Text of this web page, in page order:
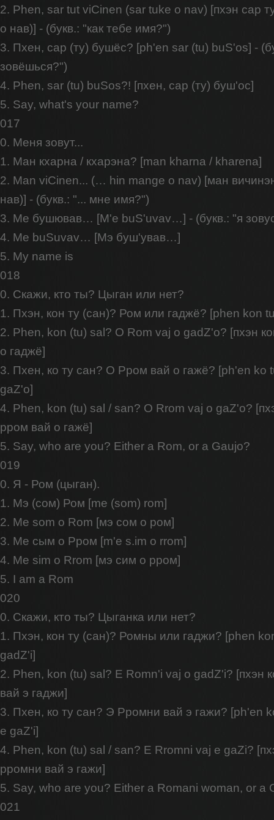
2. Phen, sar tut viCinen (sar tuke o nav) [пхэн сар
о нав)] - (букв.: "как тебе имя?")
3. Пхен, сар (ту) бушёс? [ph'en sar (tu) buS'os] -
зовёшься?")
4. Phen, sar (tu) buSos?! [пхен, сар (ту) буш'oс]
5. Say, what's your name?
017
0. Меня зовут...
1. Ман кхарна / кхарэна? [man kharna / kharena]
2. Man viCinen... (… hin mange o nav) [ман
нав)] - (букв.: "... мне имя?")
3. Ме бушював… [M'e buS'uvav…] - (букв.: "я
4. Me buSuvav… [Мэ буш'ував…]
5. My name is
018
0. Скажи, кто ты? Цыган или нет?
1. Пхэн, кон ту (сан)? Ром или гаджё? [phen kon
2. Phen, kоn (tu) sal? O Rom vaj o gadZ'o? [пхэн
о гаджё]
3. Пхен, ко ту сан? О Рром вай о гажё? [ph'en ko
gaZ'o]
4. Phen, kon (tu) sal / san? O Rrom vaj o gaZ'o?
рром вай о гажё]
5. Say, who are you? Either a Rom, or a Gaujo?
019
0. Я - Ром (цыган).
1. Мэ (сом) Ром [me (som) rom]
2. Me som o Rom [мэ сом о ром]
3. Ме сым о Рром [m'e s.im o rrom]
4. Me sim o Rrom [мэ сим о рром]
5. I am a Rom
020
0. Скажи, кто ты? Цыганка или нет?
1. Пхэн, кон ту (сан)? Ромны или гаджи? [phen
gadZ'i]
2. Phen, kоn (tu) sal? E Romn'i vaj o gadZ'i? [пхэн
вай э гаджи]
3. Пхен, ко ту сан? Э Рромни вай э гажи? [ph'en
e gaZ'i]
4. Phen, kon (tu) sal / san? E Rromni vaj e gaZi?
рромни вай э гажи]
5. Say, who are you? Either a Romani woman, or a
021